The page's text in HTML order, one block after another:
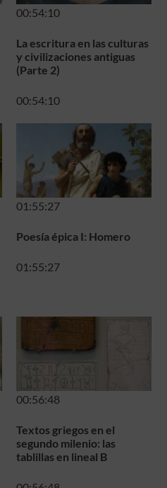
00:54:10
La escritura en las culturas
y civilizaciones antiguas
(Parte 2)
00:54:10
01:55:27
Poesía épica I: Homero
01:55:27
00:56:48
Textos griegos en el
segundo milenio: las
tablillas en lineal B